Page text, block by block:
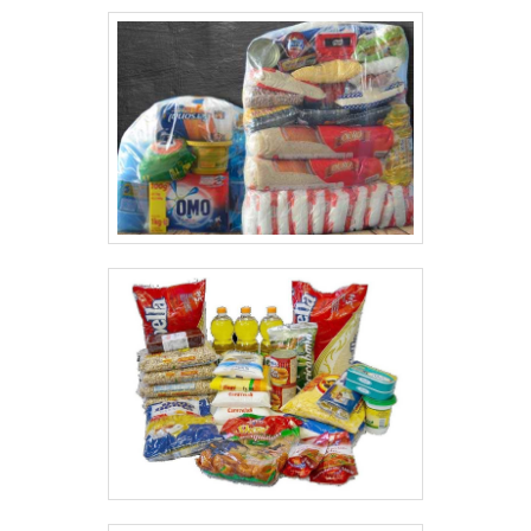
itens e excelente custo-benefício, pontos
importantes que ficam de fora no
planejamento de empresas que visam apenas o
lucro, deixando a desejar nos outros fatores.Há
muitas maneiras eficientes de demonstrar
competência e excelência em sua área de
atuação. Por que a Cesta Sul é líder quando
buscar por comprar cesta básica no atacado
para revender:Comprometida com os
serviços; Responsável;Altamente
qualificada;Atenciosa;Pontual nas
entregas.MAIS INFORMAÇÕES
INTERESSANTES SOBRE A ORGANIZAÇÃONa
Cesta Sul é possível encontrar a solução para
quem busca comprar cesta básica no atacado
para revender. Os clientes encontram itens
como cesta básica de higiene e limpeza e